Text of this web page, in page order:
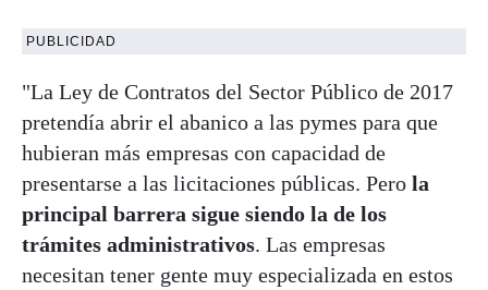
PUBLICIDAD
"La Ley de Contratos del Sector Público de 2017
pretendía abrir el abanico a las pymes para que
hubieran más empresas con capacidad de
presentarse a las licitaciones públicas. Pero la
principal barrera sigue siendo la de los
trámites administrativos. Las empresas
necesitan tener gente muy especializada en estos